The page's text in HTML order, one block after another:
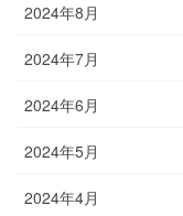
2024年8月
2024年7月
2024年6月
2024年5月
2024年4月